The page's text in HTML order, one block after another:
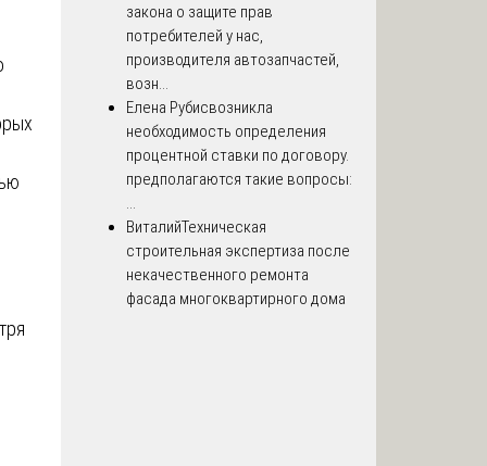
закона о защите прав
потребителей у нас,
производителя автозапчастей,
возн...
Елена Рубисвозникла
необходимость определения
процентной ставки по договору.
предполагаются такие вопросы:
...
ВиталийТехническая
строительная экспертиза после
некачественного ремонта
фасада многоквартирного дома